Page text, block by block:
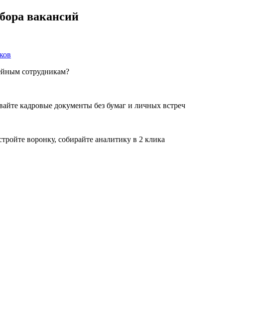
вакансий
сотрудникам?
кадровые документы без бумаг и личных встреч
воронку, собирайте аналитику в 2 клика